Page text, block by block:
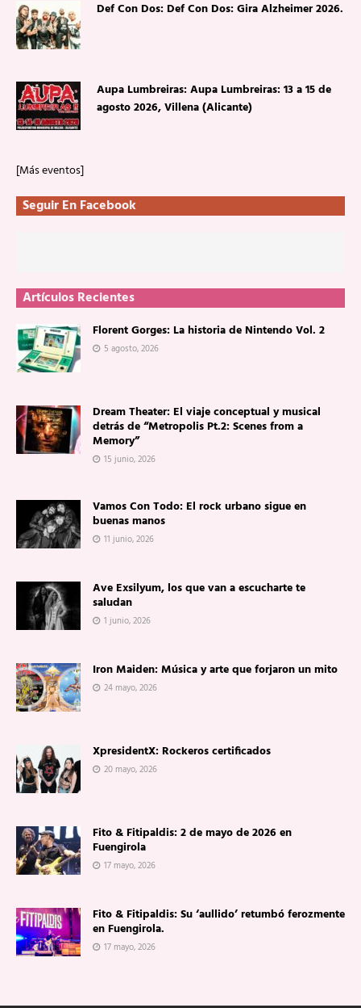
Def Con Dos: Def Con Dos: Gira Alzheimer 2026.
Aupa Lumbreiras: Aupa Lumbreiras: 13 a 15 de
agosto 2026, Villena (Alicante)
[Más eventos]
Seguir En Facebook
Artículos Recientes
Florent Gorges: La historia de Nintendo Vol. 2
5 agosto, 2026
Dream Theater: El viaje conceptual y musical
detrás de “Metropolis Pt.2: Scenes from a
Memory”
15 junio, 2026
Vamos Con Todo: El rock urbano sigue en
buenas manos
11 junio, 2026
Ave Exsilyum, los que van a escucharte te
saludan
1 junio, 2026
Iron Maiden: Música y arte que forjaron un mito
24 mayo, 2026
XpresidentX: Rockeros certificados
20 mayo, 2026
Fito & Fitipaldis: 2 de mayo de 2026 en
Fuengirola
17 mayo, 2026
Fito & Fitipaldis: Su ‘aullido’ retumbó ferozmente
en Fuengirola.
17 mayo, 2026